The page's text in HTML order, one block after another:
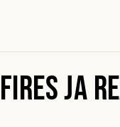
Fires ja